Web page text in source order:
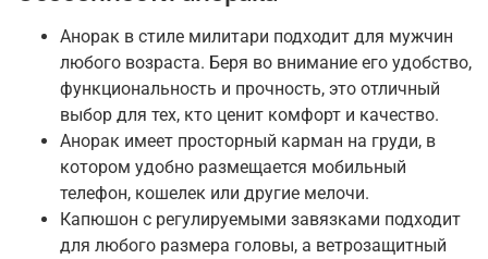
Анорак в стиле милитари подходит для мужчин
любого возраста. Беря во внимание его удобство,
функциональность и прочность, это отличный
выбор для тех, кто ценит комфорт и качество.
Анорак имеет просторный карман на груди, в
котором удобно размещается мобильный
телефон, кошелек или другие мелочи.
Капюшон с регулируемыми завязками подходит
для любого размера головы, а ветрозащитный